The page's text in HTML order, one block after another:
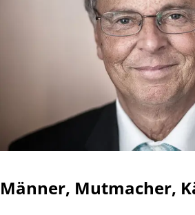
Männer, Mutmacher,